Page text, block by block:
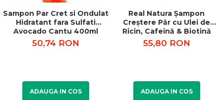
Sampon Par Cret si Ondulat
Hidratant fara Sulfati
Avocado Cantu 400ml
50,74 RON
ADAUGA IN COS
Real Natura Șampon
Creștere Păr cu Ulei de
Ricin, Cafeină & Biotină
300ml
55,80 RON
ADAUGA IN COS